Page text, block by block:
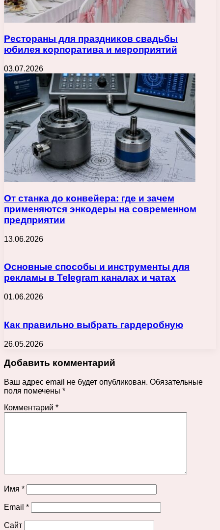
Рестораны для праздников свадьбы
юбилея корпоратива и мероприятий
03.07.2026
От станка до конвейера: где и зачем
применяются энкодеры на современном
предприятии
13.06.2026
Основные способы и инструменты для
рекламы в Telegram каналах и чатах
01.06.2026
Как правильно выбрать гардеробную
26.05.2026
Добавить комментарий
Ваш адрес email не будет опубликован. Обязательные
поля помечены *
Комментарий *
Имя *
Email *
Сайт